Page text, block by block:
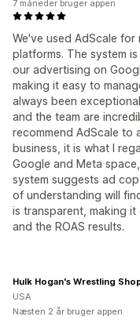
We've used AdScale for
platforms. The system
our advertising on
making it easy to
always been
and the team are
recommend AdScale to
business, it is what I
Google and Meta
system suggests ad
of understanding will
is transparent, making
and the ROAS results.
7 måneder bruger appen
Hulk Hogan's Wrestling
USA
Næsten 2 år bruger appen